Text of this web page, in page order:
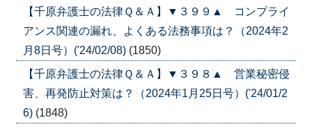
【千原弁護士の法律Ｑ＆Ａ】▼３９９▲ コンプライ
アンス関連の漏れ、よくある法務事項は？（2024年2
月8日号）('24/02/08) (1850)
【千原弁護士の法律Ｑ＆Ａ】▼３９８▲ 営業秘密侵
害、再発防止対策は？（2024年1月25日号）('24/01/2
6) (1848)